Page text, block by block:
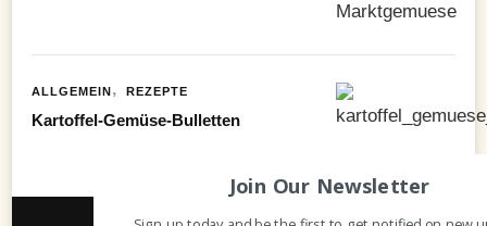
ALLGEMEIN REZEPTE
Kartoffel-Gemüse-Bulletten
Join Our Newsletter